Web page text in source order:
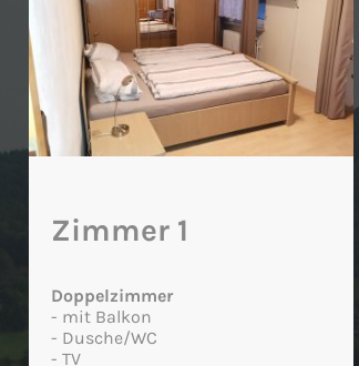
Zimmer 1
Doppelzimmer
- mit Balkon
- Dusche/WC
- TV